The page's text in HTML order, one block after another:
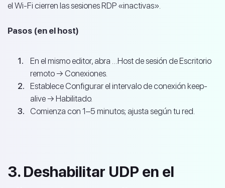
el Wi‑Fi cierren las sesiones RDP «inactivas».
Pasos (en el host)
En el mismo editor, abra …Host de sesión de Escritorio
remoto → Conexiones.
Establece Configurar el intervalo de conexión keep-
alive → Habilitado.
Comienza con 1–5 minutos; ajusta según tu red.
3. Deshabilitar UDP en el